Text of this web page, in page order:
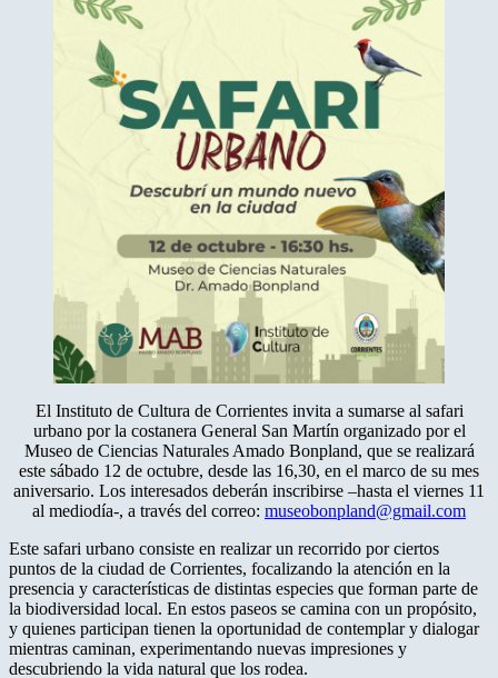
El Instituto de Cultura de Corrientes invita a sumarse al safari
urbano por la costanera General San Martín organizado por el
Museo de Ciencias Naturales Amado Bonpland, que se realizará
este sábado 12 de octubre, desde las 16,30, en el marco de su mes
aniversario. Los interesados deberán inscribirse –hasta el viernes 11
al mediodía-, a través del correo: museobonpland@gmail.com
Este safari urbano consiste en realizar un recorrido por ciertos
puntos de la ciudad de Corrientes, focalizando la atención en la
presencia y características de distintas especies que forman parte de
la biodiversidad local. En estos paseos se camina con un propósito,
y quienes participan tienen la oportunidad de contemplar y dialogar
mientras caminan, experimentando nuevas impresiones y
descubriendo la vida natural que los rodea.